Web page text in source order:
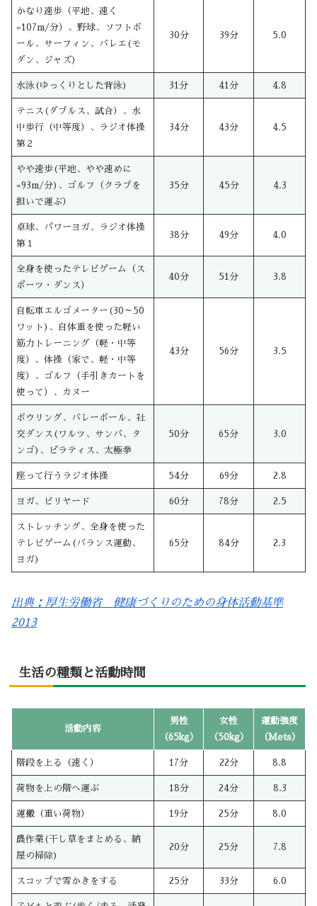
かなり速歩（平地、速く
=107m/分）、野球、ソフトボ
ール、サーフィン、バレエ(モ
ダン、ジャズ)
30分 39分 5.0
水泳(ゆっくりとした背泳) 31分 41分 4.8
テニス(ダブルス、試合）、水
中歩行（中等度）、ラジオ体操
第２
34分 43分 4.5
やや速歩(平地、やや速めに
=93m/分)、ゴルフ（クラブを
担いで運ぶ）
35分 45分 4.3
卓球、パワーヨガ、ラジオ体操
第１
38分 49分 4.0
全身を使ったテレビゲーム（ス
ポーツ・ダンス）
40分 51分 3.8
自転車エルゴメーター(30～50
ワット)、自体重を使った軽い
筋力トレーニング（軽・中等
度）、体操（家で、軽・中等
度）、ゴルフ（手引きカートを
使って）、カヌー
43分 56分 3.5
ボウリング、バレーボール、社
交ダンス(ワルツ、サンバ、タ
ンゴ)、ピラティス、太極拳
50分 65分 3.0
座って行うラジオ体操 54分 69分 2.8
ヨガ、ビリヤード 60分 78分 2.5
ストレッチング、全身を使った
テレビゲーム(バランス運動、
ヨガ)
65分 84分 2.3
出典：厚生労働省 健康づくりのための身体活動基準
2013
生活の種類と活動時間
活動内容
男性
（65kg）
女性
（50kg）
運動強度
（Mets）
階段を上る（速く） 17分 22分 8.8
荷物を上の階へ運ぶ 18分 24分 8.3
運搬（重い荷物） 19分 25分 8.0
農作業(干し草をまとめる、納
屋の掃除)
20分 25分 7.8
スコップで雪かきをする 25分 33分 6.0